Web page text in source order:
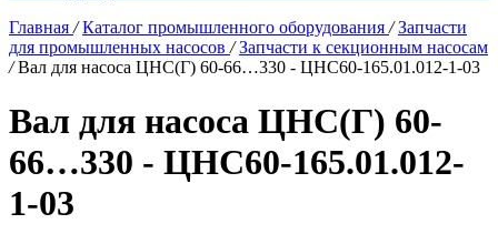
Главная / Каталог промышленного оборудования / Запчасти
для промышленных насосов / Запчасти к секционным насосам
/ Вал для насоса ЦНС(Г) 60-66…330 - ЦНС60-165.01.012-1-03
Вал для насоса ЦНС(Г) 60-
66…330 - ЦНС60-165.01.012-
1-03